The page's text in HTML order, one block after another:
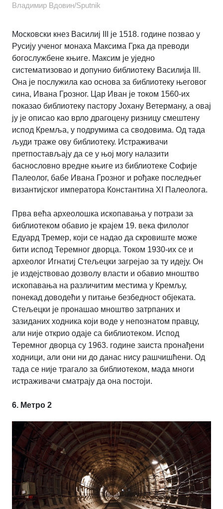
Владимир Вдовин/Sputnik
Московски кнез Василиј III је 1518. године позвао у
Русију ученог монаха Максима Грка да преводи
богослужбене књиге. Максим је уједно
систематизовао и допунио библиотеку Василија III.
Она је послужила као основа за библиотеку његовог
сина, Ивана Грозног. Цар Иван је током 1560-их
показао библиотеку пастору Јохану Ветерману, а овај
ју је описао као врло драгоцену ризницу смештену
испод Кремља, у подрумима са сводовима. Од тада
људи траже ову библиотеку. Истраживачи
претпостављају да се у њој могу налазити
баснословно вредне књиге из библиотеке Софије
Палеолог, бабе Ивана Грозног и рођаке последњег
византијског императора Константина XI Палеолога.
Прва већа археолошка ископавања у потрази за
библиотеком обавио је крајем 19. века филолог
Едуард Тремер, који се надао да скровиште може
бити испод Теремног дворца. Током 1930-их се и
археолог Игнатиј Стељецки загрејао за ту идеју. Он
је издејствовао дозволу власти и обавио мноштво
ископавања на различитим местима у Кремљу,
понекад доводећи у питање безбедност објеката.
Стељецки је пронашао мноштво затрпаних и
зазиданих ходника који воде у непознатом правцу,
али није открио одаје са библиотеком. Испод
Теремног дворца су 1963. године заиста пронађени
ходници, али они ни до данас нису рашчишћени. Од
тада се није трагало за библиотеком, мада многи
истраживачи сматрају да она постоји.
6. Метро 2